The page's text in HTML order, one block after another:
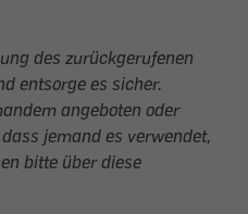
des zurückgerufenen
entsorge es sicher.
angeboten oder
jemand es verwendet,
bitte über diese